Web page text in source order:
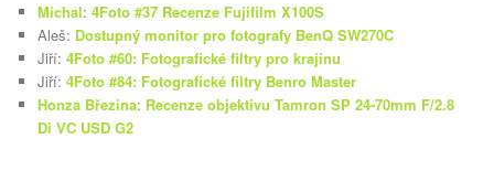
Michal:4Foto #37 Recenze Fujifilm X100S
Aleš: Dostupný monitor pro fotografy BenQ SW270C
Jiří:4Foto #60: Fotografické filtry pro krajinu
Jiří:4Foto #84: Fotografické filtry Benro Master
Honza Březina: Recenze objektivu Tamron SP 24-70mm F/2.8
Di VC USD G2